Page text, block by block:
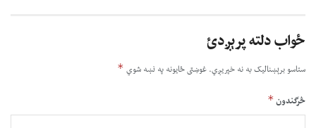
ځواب دلته پرېږدئ
ستاسو برېښناليک به نه خپريږي.غوښتى ځایونه په نښه شوي *
څرگندون*